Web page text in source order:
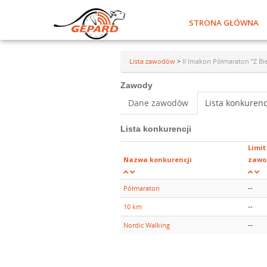
STRONA GŁÓWNA
Lista zawodów > II Imakon Półmaraton “Z
Zawody
Dane zawodów Lista
Lista konkurencji
Nazwa konkurencji
Limit
Półmaraton --
10 km --
Nordic Walking --